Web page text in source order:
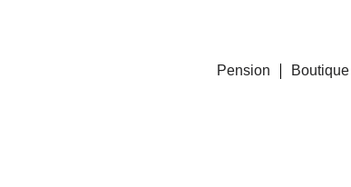
Pension Boutique